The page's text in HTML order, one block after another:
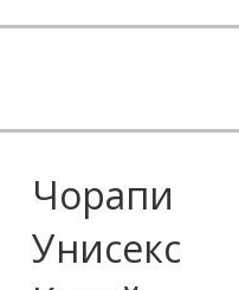
чорапи
Унисекс